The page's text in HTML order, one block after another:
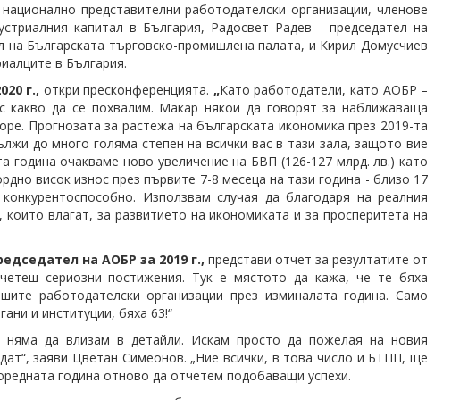
представителни работодателски организации, членове
капитал в България, Радосвет Радев - председател на
Българската търговско-промишлена палата, и Кирил Домусчиев
в България.
г., откри пресконференцията. „Като работодатели, като АОБР –
какво да се похвалим. Макар някои да говорят за наближаваща
Прогнозата за растежа на българската икономика през 2019-та
до много голяма степен на всички вас в тази зала, защото вие
година очакваме ново увеличение на БВП (126-127 млрд. лв.) като
висок износ през първите 7-8 месеца на тази година - близо 17
Използвам случая да благодаря на реалния
влагат, за развитието на икономиката и за просперитета на
на АОБР за 2019 г., представи отчет за резултатите от
сериозни постижения. Тук е мястото да кажа, че те бяха
работодателски организации през изминалата година. Само
и институции, бяха 63!“
да влизам в детайли. Искам просто да пожелая на новия
заяви Цветан Симеонов. „Ние всички, в това число и БТПП, ще
година отново да отчетем подобаващи успехи.